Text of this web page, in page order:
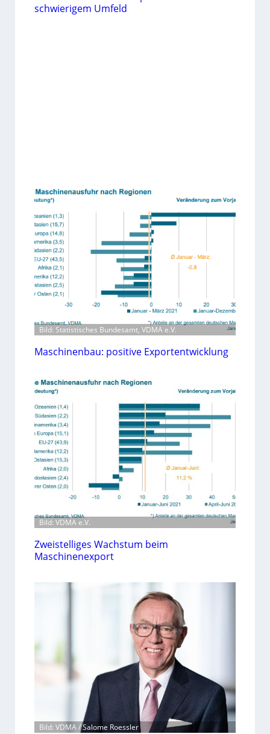
schwierigem Umfeld
Bild: Statistisches Bundesamt, VDMA e.V.
Maschinenbau: positive Exportentwicklung
Bild: VDMA e.V.
Zweistelliges Wachstum beim
Maschinenexport
Bild: VDMA / Salome Roessler